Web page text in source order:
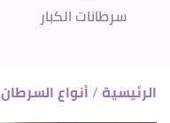
سرطانات الكبار
الرئيسية أنواع السرطان